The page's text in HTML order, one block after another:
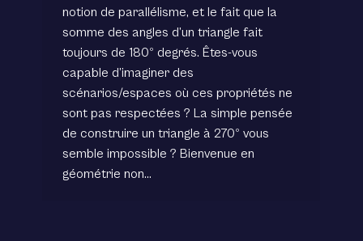
notion de parallélisme, et le fait que la
somme des angles d’un triangle fait
toujours de 180º degrés. Êtes-vous
capable d’imaginer des
scénarios/espaces où ces propriétés ne
sont pas respectées ? La simple pensée
de construire un triangle à 270º vous
semble impossible ? Bienvenue en
géométrie non…